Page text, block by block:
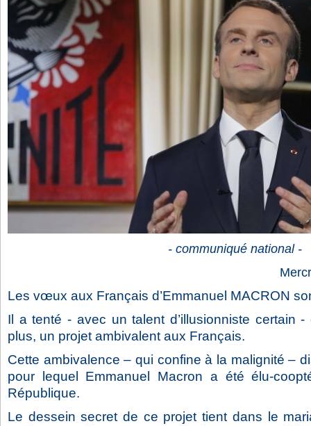
- communiqué national -
Les vœux aux Français d’Emmanuel MACRON
Il a tenté - avec un talent d’illusionniste certain
plus, un projet ambivalent aux Français.
Cette ambivalence – qui confine à la malignité –
pour lequel Emmanuel Macron a été élu-
République.
Le dessein secret de ce projet tient dans le